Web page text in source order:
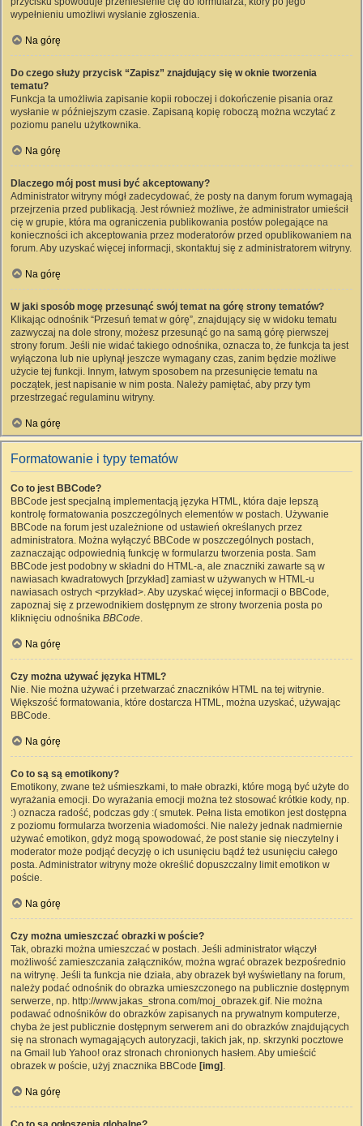
wypełnieniu umożliwi wysłanie zgłoszenia.
Na górę
Do czego służy przycisk “Zapisz” znajdujący się w oknie tworzenia
tematu?
Funkcja ta umożliwia zapisanie kopii roboczej i dokończenie pisania oraz
wysłanie w późniejszym czasie. Zapisaną kopię roboczą można wczytać z
poziomu panelu użytkownika.
Na górę
Dlaczego mój post musi być akceptowany?
Administrator witryny mógł zadecydować, że posty na danym forum wymagają
przejrzenia przed publikacją. Jest również możliwe, że administrator umieścił
cię w grupie, która ma ograniczenia publikowania postów polegające na
konieczności ich akceptowania przez moderatorów przed opublikowaniem na
forum. Aby uzyskać więcej informacji, skontaktuj się z administratorem witryny.
Na górę
W jaki sposób mogę przesunąć swój temat na górę strony tematów?
Klikając odnośnik “Przesuń temat w górę”, znajdujący się w widoku tematu
zazwyczaj na dole strony, możesz przesunąć go na samą górę pierwszej
strony forum. Jeśli nie widać takiego odnośnika, oznacza to, że funkcja ta jest
wyłączona lub nie upłynął jeszcze wymagany czas, zanim będzie możliwe
użycie tej funkcji. Innym, łatwym sposobem na przesunięcie tematu na
początek, jest napisanie w nim posta. Należy pamiętać, aby przy tym
przestrzegać regulaminu witryny.
Na górę
Formatowanie i typy tematów
Co to jest BBCode?
BBCode jest specjalną implementacją języka HTML, która daje lepszą
kontrolę formatowania poszczególnych elementów w postach. Używanie
BBCode na forum jest uzależnione od ustawień określanych przez
administratora. Można wyłączyć BBCode w poszczególnych postach,
zaznaczając odpowiednią funkcję w formularzu tworzenia posta. Sam
BBCode jest podobny w składni do HTML-a, ale znaczniki zawarte są w
nawiasach kwadratowych [przykład] zamiast w używanych w HTML-u
nawiasach ostrych <przykład>. Aby uzyskać więcej informacji o BBCode,
zapoznaj się z przewodnikiem dostępnym ze strony tworzenia posta po
kliknięciu odnośnika BBCode.
Na górę
Czy można używać języka HTML?
Nie. Nie można używać i przetwarzać znaczników HTML na tej witrynie.
Większość formatowania, które dostarcza HTML, można uzyskać, używając
BBCode.
Na górę
Co to są są emotikony?
Emotikony, zwane też uśmieszkami, to małe obrazki, które mogą być użyte do
wyrażania emocji. Do wyrażania emocji można też stosować krótkie kody, np.
:) oznacza radość, podczas gdy :( smutek. Pełna lista emotikon jest dostępna
z poziomu formularza tworzenia wiadomości. Nie należy jednak nadmiernie
używać emotikon, gdyż mogą spowodować, że post stanie się nieczytelny i
moderator może podjąć decyzję o ich usunięciu bądź też usunięciu całego
posta. Administrator witryny może określić dopuszczalny limit emotikon w
poście.
Na górę
Czy można umieszczać obrazki w poście?
Tak, obrazki można umieszczać w postach. Jeśli administrator włączył
możliwość zamieszczania załączników, można wgrać obrazek bezpośrednio
na witrynę. Jeśli ta funkcja nie działa, aby obrazek był wyświetlany na forum,
należy podać odnośnik do obrazka umieszczonego na publicznie dostępnym
serwerze, np. http://www.jakas_strona.com/moj_obrazek.gif. Nie można
podawać odnośników do obrazków zapisanych na prywatnym komputerze,
chyba że jest publicznie dostępnym serwerem ani do obrazków znajdujących
się na stronach wymagających autoryzacji, takich jak, np. skrzynki pocztowe
na Gmail lub Yahoo! oraz stronach chronionych hasłem. Aby umieścić
obrazek w poście, użyj znacznika BBCode [img] .
Na górę